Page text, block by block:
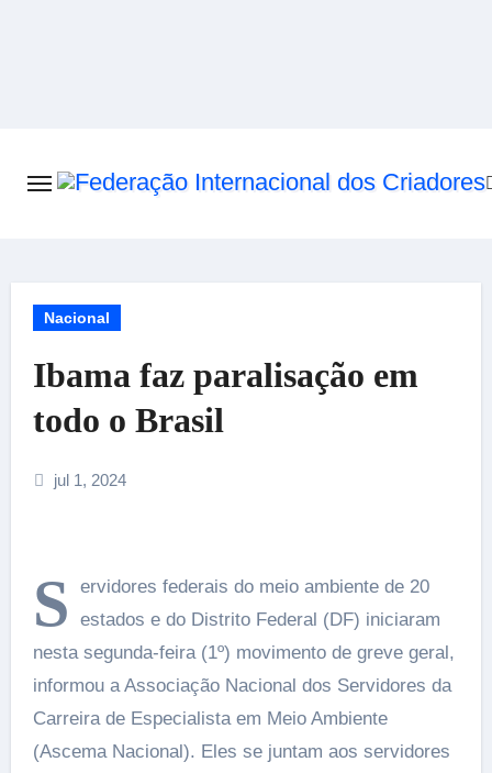
Nacional
Ibama faz paralisação em
todo o Brasil
jul 1, 2024
S
ervidores federais do meio ambiente de 20
estados e do Distrito Federal (DF) iniciaram
nesta segunda-feira (1º) movimento de greve geral,
informou a Associação Nacional dos Servidores da
Carreira de Especialista em Meio Ambiente
(Ascema Nacional). Eles se juntam aos servidores